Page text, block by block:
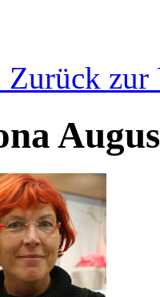
Zurück zur